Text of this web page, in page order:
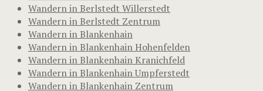
Wandern in Berlstedt Willerstedt
Wandern in Berlstedt Zentrum
Wandern in Blankenhain
Wandern in Blankenhain Hohenfelden
Wandern in Blankenhain Kranichfeld
Wandern in Blankenhain Umpferstedt
Wandern in Blankenhain Zentrum